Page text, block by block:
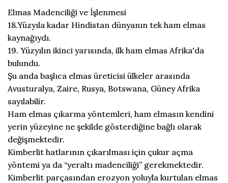
Elmas Madenciliği ve İşlenmesi
18.Yüzyıla kadar Hindistan dünyanın tek ham elmas
kaynağıydı.
19. Yüzyılın ikinci yarısında, ilk ham elmas Afrika'da
bulundu.
Şu anda başlıca elmas üreticisi ülkeler arasında
Avusturalya, Zaire, Rusya, Botswana, Güney Afrika
sayılabilir.
Ham elmas çıkarma yöntemleri, ham elmasın kendini
yerin yüzeyine ne şekilde gösterdiğine bağlı olarak
değişmektedir.
Kimberlit hatlarının çıkarılması için çukur açma
yöntemi ya da “yeraltı madenciliği” gerekmektedir.
Kimberlit parçasından erozyon yoluyla kurtulan elmas